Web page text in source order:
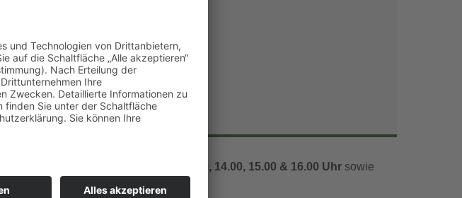
Samstag, Sonntag um 11.00, 12.00, 14.00, 15.00 & 16.00 Uhr sowie